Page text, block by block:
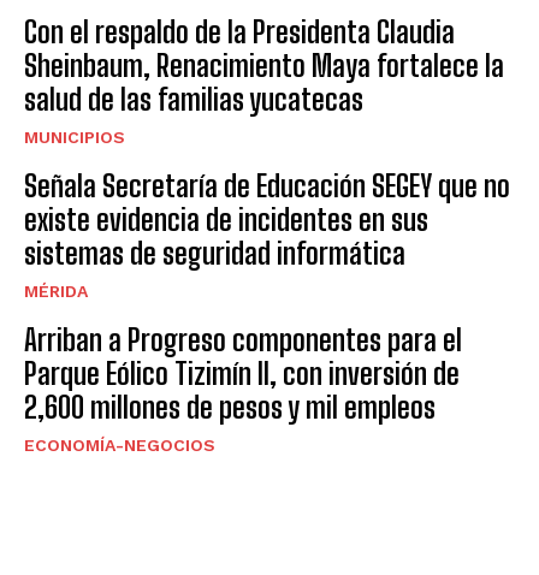
Con el respaldo de la Presidenta Claudia
Sheinbaum, Renacimiento Maya fortalece la
salud de las familias yucatecas
MUNICIPIOS
Señala Secretaría de Educación SEGEY que no
existe evidencia de incidentes en sus
sistemas de seguridad informática
MÉRIDA
Arriban a Progreso componentes para el
Parque Eólico Tizimín II, con inversión de
2,600 millones de pesos y mil empleos
ECONOMÍA-NEGOCIOS